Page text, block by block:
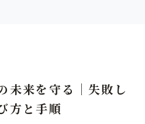
未来を守る｜失敗し
方と手順